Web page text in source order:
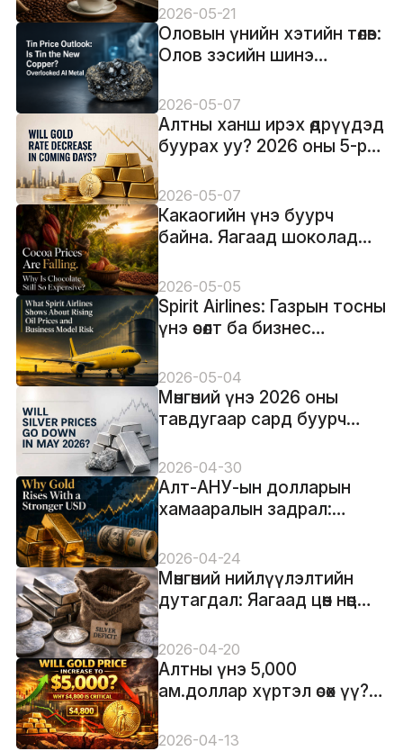
дагаагүй
2026-05-21
Оловын үнийн хэтийн төлөв:
Олов зэсийн шинэ
хувилбар болж байна уу?
Анхааралд орхигдсон AI
металл
2026-05-07
Алтны ханш ирэх өдрүүдэд
буурах уу? 2026 оны 5-р
сарын тойм
2026-05-07
Какаогийн үнэ буурч
байна. Яагаад шоколад
одоо ч үнэтэй хэвээр вэ?
2026-05-05
Spirit Airlines: Газрын тосны
үнэ өсөлт ба бизнес
харуулж байна
2026-05-04
Мөнгөний үнэ 2026 оны
тавдугаар сард буурч
доллар ба шинжээчдийн
таамаглал
2026-04-30
Алт-АНУ-ын долларын
хамааралын задрал:
Хүчтэй долларын үед алт
яагаад өсдөг вэ
2026-04-24
Мөнгөний нийлүүлэлтийн
дутагдал: Яагаад цөөн нөөц
2026 онд үнийг шахаж
болох вэ
2026-04-20
Алтны үнэ 5,000
ам.доллар хүртэл өсөх үү?
Яагаад 4,800 ам.доллар
болох нь чухал вэ
2026-04-13